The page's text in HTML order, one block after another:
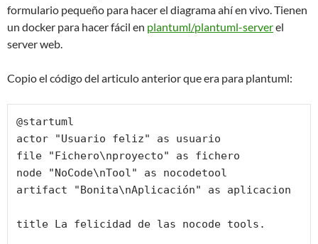
formulario pequeño para hacer el diagrama ahí en vivo. Tienen
un docker para hacer fácil en plantuml/plantuml-serverel
server web.
Copio el código del articulo anterior que era para plantuml:
@startuml
actor "Usuario feliz" as usuario
file "Fichero\nproyecto" as fichero
node "NoCode\nTool" as nocodetool
artifact "Bonita\nAplicación" as aplicacion
title La felicidad de las nocode tools.